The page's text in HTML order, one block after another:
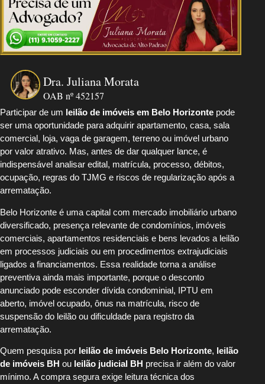
Dra. Juliana Morata
OAB nº 452157
Participar de um leilão de imóveis em Belo Horizonte pode
ser uma oportunidade para adquirir apartamento, casa, sala
comercial, loja, vaga de garagem, terreno ou imóvel urbano
por valor atrativo. Mas, antes de dar qualquer lance, é
indispensável analisar edital, matrícula, processo, débitos,
ocupação, regras do TJMG e riscos de regularização após a
arrematação.
Belo Horizonte é uma capital com mercado imobiliário urbano
diversificado, presença relevante de condomínios, imóveis
comerciais, apartamentos residenciais e bens levados a leilão
em processos judiciais ou em procedimentos extrajudiciais
ligados a financiamentos. Essa realidade torna a análise
preventiva ainda mais importante, porque o desconto
anunciado pode esconder dívida condominial, IPTU em
aberto, imóvel ocupado, ônus na matrícula, risco de
suspensão do leilão ou dificuldade para registro da
arrematação.
Quem pesquisa por leilão de imóveis Belo Horizonte, leilão
de imóveis BH ou leilão judicial BH precisa ir além do valor
mínimo. A compra segura exige leitura técnica dos